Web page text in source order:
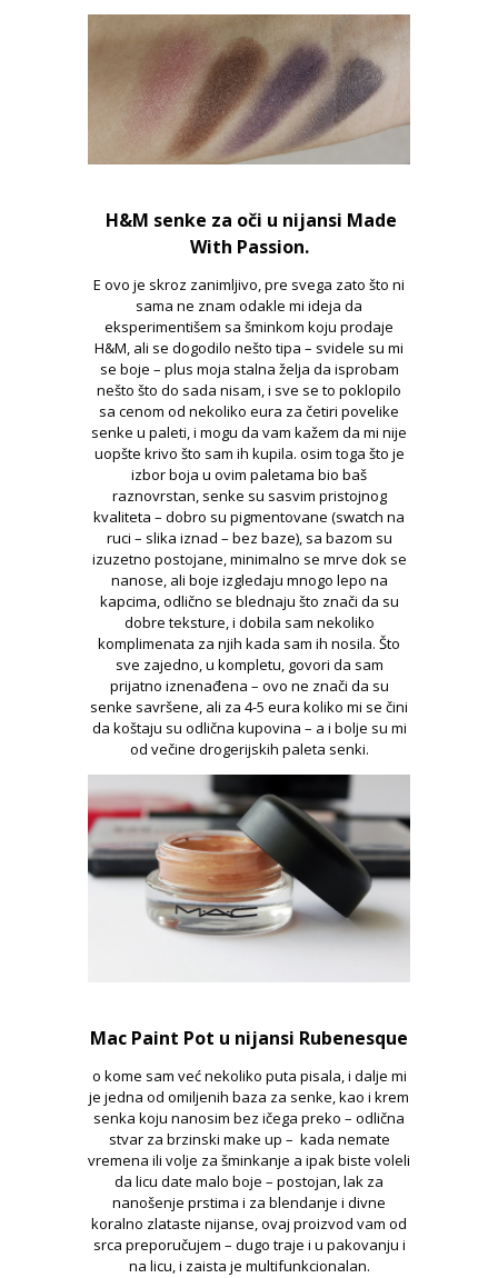
H&M senke za oči u nijansi Made
With Passion.
E ovo je skroz zanimljivo, pre svega zato što ni
sama ne znam odakle mi ideja da
eksperimentišem sa šminkom koju prodaje
H&M, ali se dogodilo nešto tipa – svidele su mi
se boje – plus moja stalna želja da isprobam
nešto što do sada nisam, i sve se to poklopilo
sa cenom od nekoliko eura za četiri povelike
senke u paleti, i mogu da vam kažem da mi nije
uopšte krivo što sam ih kupila. osim toga što je
izbor boja u ovim paletama bio baš
raznovrstan, senke su sasvim pristojnog
kvaliteta – dobro su pigmentovane (swatch na
ruci – slika iznad – bez baze), sa bazom su
izuzetno postojane, minimalno se mrve dok se
nanose, ali boje izgledaju mnogo lepo na
kapcima, odlično se blednaju što znači da su
dobre teksture, i dobila sam nekoliko
komplimenata za njih kada sam ih nosila. Što
sve zajedno, u kompletu, govori da sam
prijatno iznenađena – ovo ne znači da su
senke savršene, ali za 4-5 eura koliko mi se čini
da koštaju su odlična kupovina – a i bolje su mi
od večine drogerijskih paleta senki.
Mac Paint Pot u nijansi Rubenesque
o kome sam već nekoliko puta pisala, i dalje mi
je jedna od omiljenih baza za senke, kao i krem
senka koju nanosim bez ičega preko – odlična
stvar za brzinski make up – kada nemate
vremena ili volje za šminkanje a ipak biste voleli
da licu date malo boje – postojan, lak za
nanošenje prstima i za blendanje i divne
koralno zlataste nijanse, ovaj proizvod vam od
srca preporučujem – dugo traje i u pakovanju i
na licu, i zaista je multifunkcionalan.